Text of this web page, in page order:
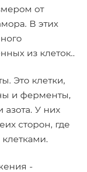
от
В этих
из клеток..
Это клетки,
и ферменты,
У них
сторон, где
-